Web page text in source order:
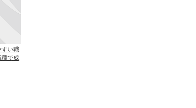
すい職
種で成